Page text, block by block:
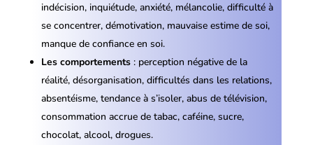
indécision, inquiétude, anxiété, mélancolie, difficulté à
se concentrer, démotivation, mauvaise estime de soi,
manque de confiance en soi.
Les comportements: perception négative de la
réalité, désorganisation, difficultés dans les relations,
absentéisme, tendance à s’isoler, abus de télévision,
consommation accrue de tabac, caféine, sucre,
chocolat, alcool, drogues.